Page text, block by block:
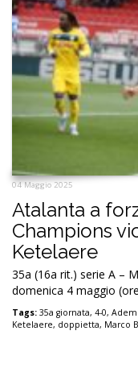
04 Maggio 2025
Atalanta a
Champions
Ketelaere
35a (16a rit.) serie A –
domenica 4 maggio
Tags: 35a giornata, 4-0,
Ketelaere, doppietta, Marco